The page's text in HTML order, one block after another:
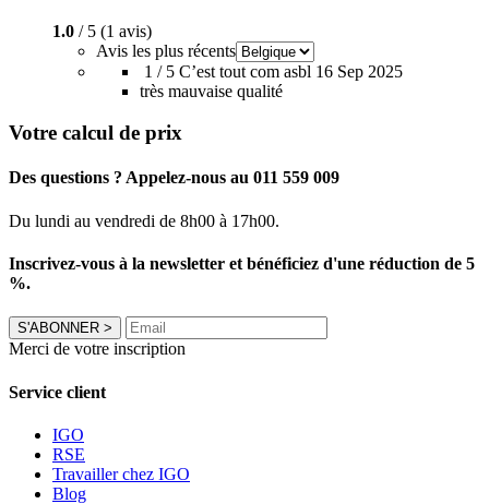
1.0 / 5 (1 avis)
Avis les plus récents
1 / 5 C’est tout com asbl 16 Sep 2025
très mauvaise qualité
Votre calcul de prix
Des questions ? Appelez-nous au 011 559 009
Du lundi au vendredi de 8h00 à 17h00.
Inscrivez-vous à la newsletter et bénéficiez d'une réduction de 5
%.
S'ABONNER >
Merci de votre inscription
Service client
IGO
RSE
Travailler chez IGO
Blog